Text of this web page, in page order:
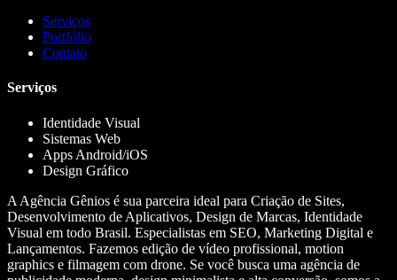
Serviços
Portfólio
Contato
Serviços
Identidade Visual
Sistemas Web
Apps Android/iOS
Design Gráfico
A Agência Gênios é sua parceira ideal para Criação de Sites,
Desenvolvimento de Aplicativos, Design de Marcas, Identidade
Visual em todo Brasil. Especialistas em SEO, Marketing Digital e
Lançamentos. Fazemos edição de vídeo profissional, motion
graphics e filmagem com drone. Se você busca uma agência de